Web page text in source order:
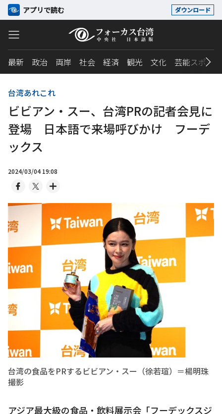
アプリで読む ダウンロード
最新 政治 両岸 社会 経済 観光 文化 芸能スポーツ
台湾あれこれ
ビビアン・スー、台湾PRの記者会見に
登場 日本語で来場呼びかけ フーデ
ックス
2024/03/04 19:08
台湾の食品をPRするビビアン・スー（徐若瑄）＝楊明珠
撮影
アジア最大級の食品・飲料展示会「フーデックスジ